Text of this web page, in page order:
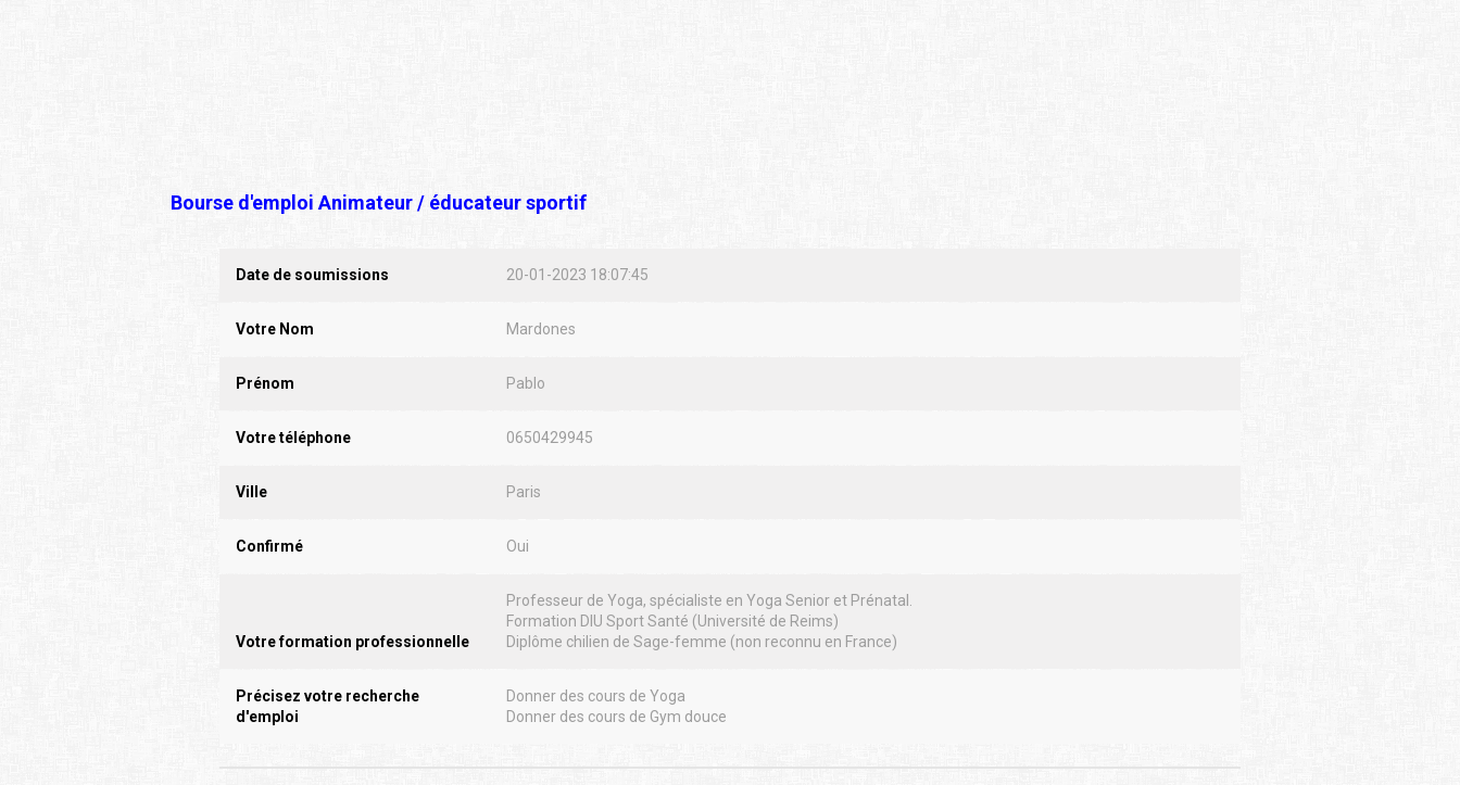
Bourse d'emploi Animateur / éducateur sportif
Date de soumissions 20-01-2023 18:07:45
Votre Nom Mardones
Prénom Pablo
Votre téléphone 0650429945
Ville Paris
Confirmé Oui
Votre formation professionnelle
Professeur de Yoga, spécialiste en Yoga Senior et Prénatal.
Formation DIU Sport Santé (Université de Reims)
Diplôme chilien de Sage-femme (non reconnu en France)
Précisez votre recherche
d'emploi
Donner des cours de Yoga
Donner des cours de Gym douce